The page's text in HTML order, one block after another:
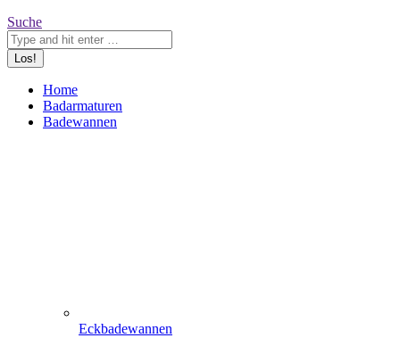
Search:
Suche
Home
Badarmaturen
Badewannen
Eckbadewannen